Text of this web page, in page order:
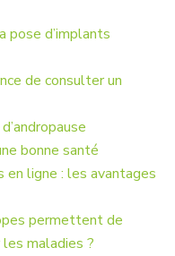
pose d’implants
de consulter un
bonne santé
en ligne : les avantages
permettent de
maladies ?